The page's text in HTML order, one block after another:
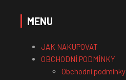
MENU
JAK NAKUPOVAT
OBCHODNÍ PODMÍNKY
Obchodní podmínky